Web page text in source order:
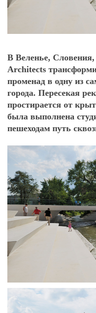
В Веленье,
Architects
променад в одну из
города. Пересекая
простирается от
была выполнена
пешеходам путь